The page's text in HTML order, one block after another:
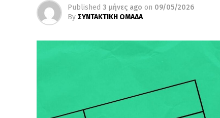
Published 3 μήνες ago on 09/05/2026
By ΣΥΝΤΑΚΤΙΚΗ ΟΜΑΔΑ